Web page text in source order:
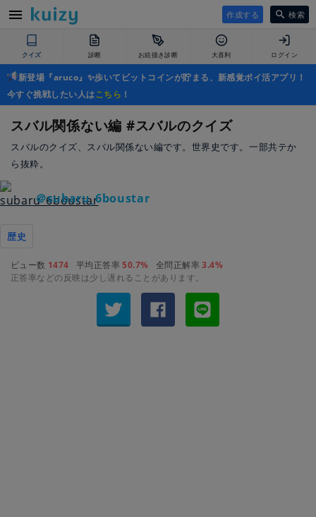
作成する 検索
クイズ 診断 お絵描き診断 大喜利 ログイン
新登場『aruco』✨歩いてビットコインが貯まる、新感覚ポイ活アプリ！
今すぐ挑戦したい人はこちら ！
スバル関係ない編 #スバルのクイズ
スバルのクイズ、スバル関係ない編です。世界史です。一部共テか
ら抜粋。
＠subaru_6boustar
歴史
ビュー数 1474 平均正答率50.7% 全問正解率3.4%
正答率などの反映は少し遅れることがあります。